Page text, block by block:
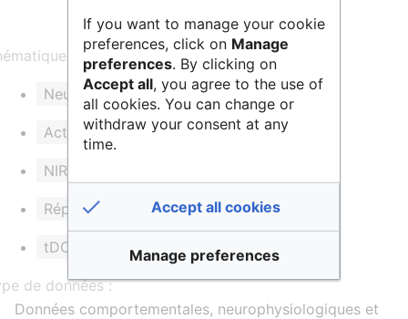
et/ou mots clés :
Neuroimagerie Neuromodulation
Activité cérébrale EEG IRM
NIRS
Réponse électrodermale oculométrie
tDCS rTMS
de données :
Données comportementales, neurophysiologiques et
If you want to manage your cookie
preferences, click on Manage
preferences. By clicking on
Accept all, you agree to the use of
all cookies. You can change or
withdraw your consent at any
time.
Accept all cookies
Manage preferences